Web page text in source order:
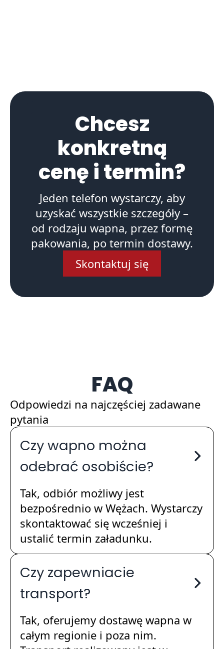
Chcesz
konkretną
cenę i termin?
Jeden telefon wystarczy, aby
uzyskać wszystkie szczegóły –
od rodzaju wapna, przez formę
pakowania, po termin dostawy.
Skontaktuj się
FAQ
Odpowiedzi na najczęściej zadawane
pytania
Czy wapno można
odebrać osobiście?
Tak, odbiór możliwy jest
bezpośrednio w Wężach. Wystarczy
skontaktować się wcześniej i
ustalić termin załadunku.
Czy zapewniacie
transport?
Tak, oferujemy dostawę wapna w
całym regionie i poza nim.